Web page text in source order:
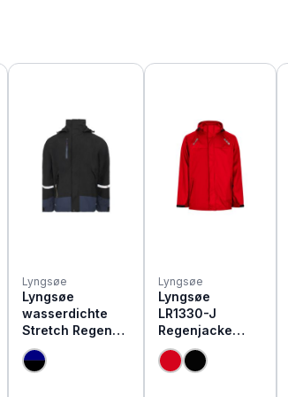
Lyngsøe
Lyngsøe
wasserdichte
Stretch Regen
Jacke 4WS-
4057
Lyngsøe
Lyngsøe
LR1330-J
Regenjacke
wind- und
wasserdicht